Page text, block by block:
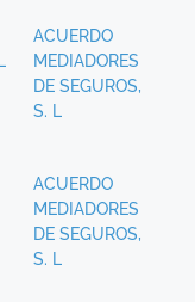
ACUERDO
MEDIADORES
DE SEGUROS,
S. L
ACUERDO
MEDIADORES
DE SEGUROS,
S. L